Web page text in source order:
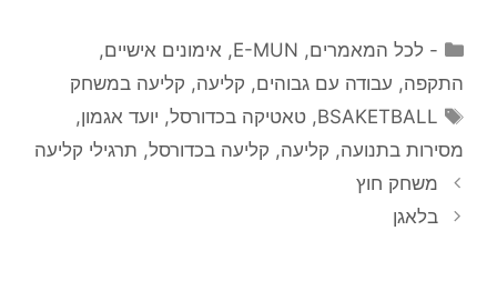
קטגוריות
- לכל המאמרים,
E-MUN
, אימונים אישיים,
התקפה, עבודה עם גבוהים, קליעה, קליעה במשחק
תגיות
BSAKETBALL
,טאטיקה בכדורסל, יועד אגמון,
מסירות בתנועה, קליעה, קליעה בכדורסל, תרגילי קליעה
משחק חוץ
בלאגן